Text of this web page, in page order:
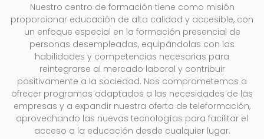
Nuestro centro de formación tiene como misión
proporcionar educación de alta calidad y accesible, con
un enfoque especial en la formación presencial de
personas desempleadas, equipándolas con las
habilidades y competencias necesarias para
reintegrarse al mercado laboral y contribuir
positivamente a la sociedad. Nos comprometemos a
ofrecer programas adaptados a las necesidades de las
empresas y a expandir nuestra oferta de teleformación,
aprovechando las nuevas tecnologías para facilitar el
acceso a la educación desde cualquier lugar.